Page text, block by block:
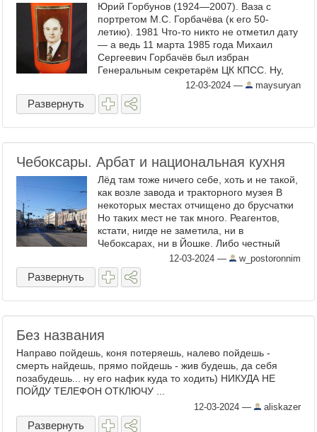
Юрий Горбунов (1924—2007). Ваза с
портретом М.С. Горбачёва (к его 50-
летию). 1981 Что-то никто не отметил дату
— а ведь 11 марта 1985 года Михаил
Сергеевич Горбачёв был избран
Генеральным секретарём ЦК КПСС. Ну,
что ж, если никто не отмечает, то я отмечу.
:) Многие считают, что в ...
12-03-2024 — maysuryan
Развернуть
Чебоксары. Арбат и национальная кухня
Лёд там тоже ничего себе, хоть и не такой,
как возле завода и тракторного музея В
некоторых местах отчищено до брусчатки
Но таких мест не так много. Реагентов,
кстати, нигде не заметила, ни в
Чебоксарах, ни в Йошке. Либо честный
лёд, либо посыпано песком. Мне
понравилось. ...
12-03-2024 — w_postoronnim
Развернуть
Без названия
Направо пойдешь, коня потеряешь, налево пойдешь -
смерть найдешь, прямо пойдешь - жив будешь, да себя
позабудешь... ну его нафик куда то ходить) НИКУДА НЕ
ПОЙДУ ТЕЛЕФОН ОТКЛЮЧУ ...
12-03-2024 — aliskazer
Развернуть